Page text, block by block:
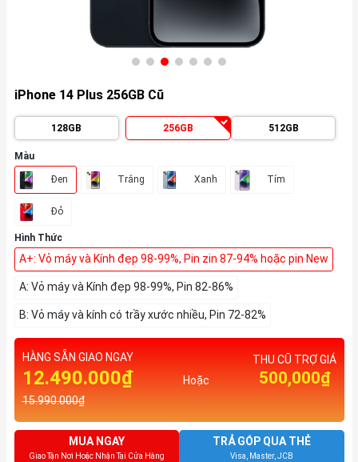
iPhone 14 Plus 256GB Cũ
128GB 256GB 512GB
Màu
Đen Trắng Xanh Tím
Đỏ
Hình Thức
A+: Vỏ máy và Kính đẹp 98-99%, Pin zin 87-94% hoặc pin New
A: Vỏ máy và Kính đẹp 98-99%, Pin 82-86%
B: Vỏ máy và kính có trầy xước nhiều, Pin 72-82%
HÀNG SẴN GIAO NGAY
12.490.000₫
15.990.000₫
Hoặc
THU CŨ TRỢ GIÁ
500,000₫
MUA NGAY
Giao Tận Nơi Hoặc Nhận Tại Cửa Hàng
TRẢ GÓP QUA THẺ
Visa, Master, JCB